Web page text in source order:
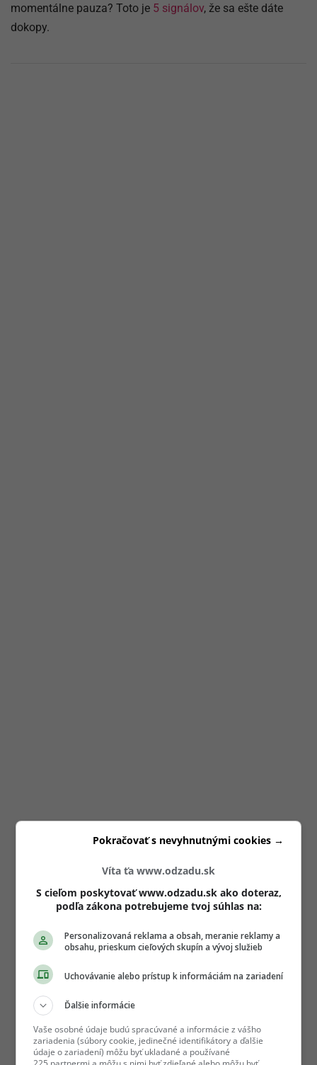
momentálne pauza? Toto je 5 signálov, že sa ešte dáte
dokopy.
Víta ťa www.odzadu.sk
S cieľom poskytovať www.odzadu.sk ako doteraz,
podľa zákona potrebujeme tvoj súhlas na:
Personalizovaná reklama a obsah, meranie reklamy a
obsahu, prieskum cieľových skupín a vývoj služieb
Uchovávanie alebo prístup k informáciám na zariadení
Ďalšie informácie
Vaše osobné údaje budú spracúvané a informácie z vášho
zariadenia (súbory cookie, jedinečné identifikátory a ďalšie
údaje o zariadení) môžu byť ukladané a používané
Pokračovať s nevyhnutnými cookies →